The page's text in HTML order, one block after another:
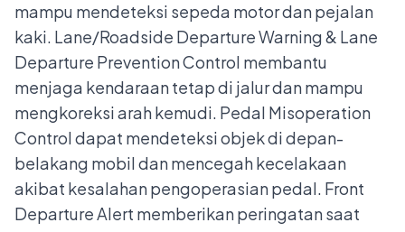
mampu mendeteksi sepeda motor dan pejalan
kaki. Lane/Roadside Departure Warning & Lane
Departure Prevention Control membantu
menjaga kendaraan tetap di jalur dan mampu
mengkoreksi arah kemudi. Pedal Misoperation
Control dapat mendeteksi objek di depan-
belakang mobil dan mencegah kecelakaan
akibat kesalahan pengoperasian pedal. Front
Departure Alert memberikan peringatan saat